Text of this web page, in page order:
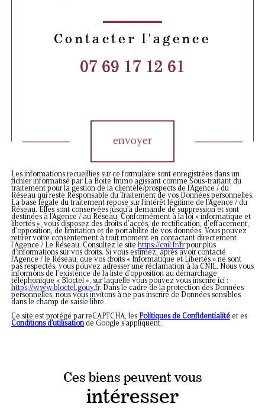
Contacter l'agence
07 69 17 12 61
envoyer
Les informations recueillies sur ce formulaire sont enregistrées dans un
fichier informatisé par La Boite Immo agissant comme Sous-traitant du
traitement pour la gestion de la clientèle/prospects de l'Agence / du
Réseau qui reste Responsable du Traitement de vos Données personnelles.
La base légale du traitement repose sur l'intérêt légitime de l'Agence / du
Réseau. Elles sont conservées jusqu'à demande de suppression et sont
destinées à l'Agence / au Réseau. Conformément à la loi « informatique et
libertés », vous disposez des droits d’accès, de rectification, d’effacement,
d’opposition, de limitation et de portabilité de vos données. Vous pouvez
retirer votre consentement à tout moment en contactant directement
l’Agence / Le Réseau. Consultez le site https://cnil.fr/frpour plus
d’informations sur vos droits. Si vous estimez, après avoir contacté
l'Agence / le Réseau, que vos droits « Informatique et Libertés » ne sont
pas respectés, vous pouvez adresser une réclamation à la CNIL. Nous vous
informons de l’existence de la liste d'opposition au démarchage
téléphonique « Bloctel », sur laquelle vous pouvez vous inscrire ici :
https://www.bloctel.gouv.fr. Dans le cadre de la protection des Données
personnelles, nous vous invitons à ne pas inscrire de Données sensibles
dans le champ de saisie libre.
Ce site est protégé par reCAPTCHA, les Politiques de Confidentialité et es
Conditions d'utilisationde Google s'appliquent.
Ces biens peuvent vous
intéresser